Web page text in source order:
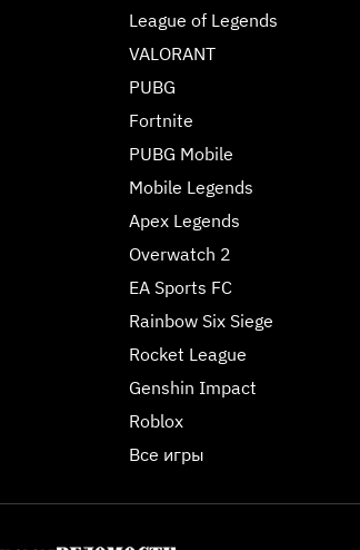
League of Legends
VALORANT
PUBG
Fortnite
PUBG Mobile
Mobile Legends
Apex Legends
Overwatch 2
EA Sports FC
Rainbow Six Siege
Rocket League
Genshin Impact
Roblox
Все игры